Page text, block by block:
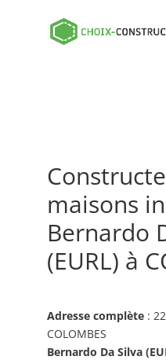
maisons
Bernardo
(EURL) à
Adresse complète:
COLOMBES
Bernardo Da Silva